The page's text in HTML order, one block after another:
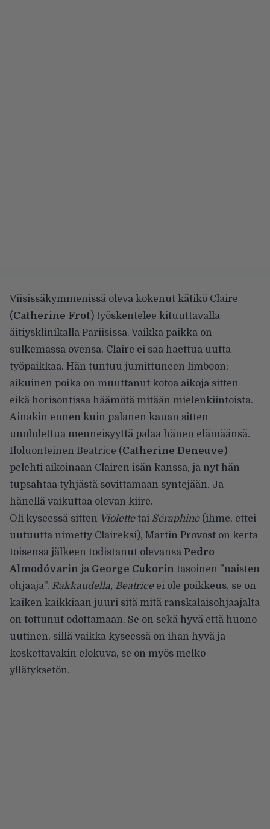
Viisissäkymmenissä oleva kokenut kätikö Claire
(Catherine Frot) työskentelee kituuttavalla
äitiysklinikalla Pariisissa. Vaikka paikka on
sulkemassa ovensa, Claire ei saa haettua uutta
työpaikkaa. Hän tuntuu jumittuneen limboon;
aikuinen poika on muuttanut kotoa aikoja sitten
eikä horisontissa häämötä mitään mielenkiintoista.
Ainakin ennen kuin palanen kauan sitten
unohdettua menneisyyttä palaa hänen elämäänsä.
Iloluonteinen Beatrice (Catherine Deneuve)
pelehti aikoinaan Clairen isän kanssa, ja nyt hän
tupsahtaa tyhjästä sovittamaan syntejään. Ja
hänellä vaikuttaa olevan kiire.
Oli kyseessä sitten Violettetai Séraphine(ihme, ettei
uutuutta nimetty Claireksi), Martin Provost on kerta
toisensa jälkeen todistanut olevansa Pedro
Almodóvarin ja George Cukorin tasoinen ”naisten
ohjaaja”. Rakkaudella, Beatriceei ole poikkeus, se on
kaiken kaikkiaan juuri sitä mitä ranskalaisohjaajalta
on tottunut odottamaan. Se on sekä hyvä että huono
uutinen, sillä vaikka kyseessä on ihan hyvä ja
koskettavakin elokuva, se on myös melko
yllätyksetön.